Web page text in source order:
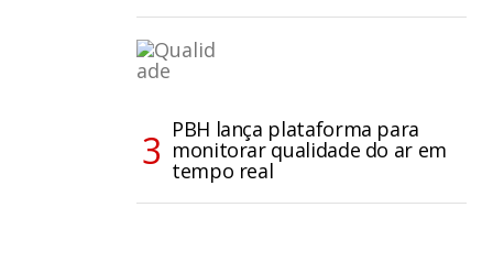
PBH lança plataforma para
monitorar qualidade do ar em
tempo real